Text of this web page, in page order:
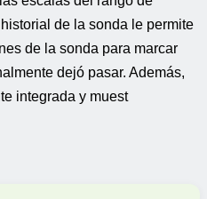
de la sonda le permite
de la sonda para marcar
dejó pasar. Además,
integrada y muest